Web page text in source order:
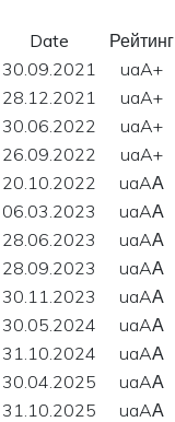
Date
Рейтинг
30.09.2021
uaA+
28.12.2021
uaA+
30.06.2022
uaA+
26.09.2022
uaA+
20.10.2022
uaAА
06.03.2023
uaAА
28.06.2023
uaAА
28.09.2023
uaAА
30.11.2023
uaAА
30.05.2024
uaAА
31.10.2024
uaAА
30.04.2025
uaAА
31.10.2025
uaAА